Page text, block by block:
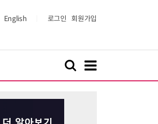
English 로그인 회원가입